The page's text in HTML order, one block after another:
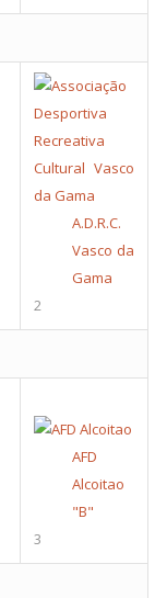
A.D.R.C.
Vasco da
Gama
2
AFD
Alcoitao
"B"
3